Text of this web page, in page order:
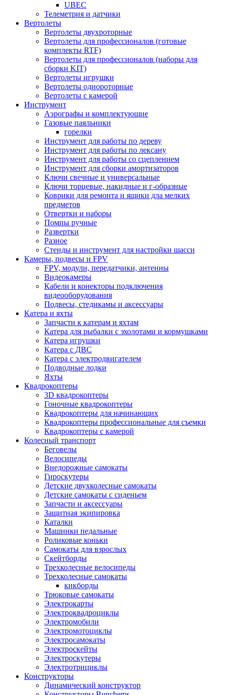
UBEC
Телеметрия и датчики
Вертолеты
Вертолеты двухроторные
Вертолеты для профессионалов (готовые
комплекты RTF)
Вертолеты для профессионалов (наборы для
сборки KIT)
Вертолеты игрушки
Вертолеты однороторные
Вертолеты с камерой
Инструмент
Аэрографы и комплектующие
Газовые паяльники
горелки
Инструмент для работы по дереву
Инструмент для работы по лексану
Инструмент для работы со сцеплением
Инструмент для сборки амортизаторов
Ключи свечные и универсальные
Ключи торцевые, накидные и г-образные
Коврики для ремонта и ящики дла мелких
предметов
Отвертки и наборы
Помпы ручные
Развертки
Разное
Стенды и инструмент для настройки шасси
Камеры, подвесы и FPV
FPV, модули, передатчики, антенны
Видеокамеры
Кабели и конекторы подключения
видеооборудования
Подвесы, стедикамы и аксессуары
Катера и яхты
Запчасти к катерам и яхтам
Катера для рыбалки с эхолотами и кормушками
Катера игрушки
Катера с ДВС
Катера с электродвигателем
Подводные лодки
Яхты
Квадрокоптеры
3D квадрокоптеры
Гоночные квадрокоптеры
Квадрокоптеры для начинающих
Квадрокоптеры профессиональные для съемки
Квадрокоптеры с камерой
Колесный транспорт
Беговелы
Велосипеды
Внедорожные самокаты
Гироскутеры
Детские двухколесные самокаты
Детские самокаты с сиденьем
Запчасти и аксессуары
Защитная экипировка
Каталки
Машинки педальные
Роликовые коньки
Самокаты для взрослых
Скейтборды
Трехколесные велосипеды
Трехколесные самокаты
кикборды
Трюковые самокаты
Электрокарты
Электроквадроциклы
Электромобили
Электромотоциклы
Электросамокаты
Электроскейты
Электроскутеры
Электротрициклы
Конструкторы
Динамический конструктор